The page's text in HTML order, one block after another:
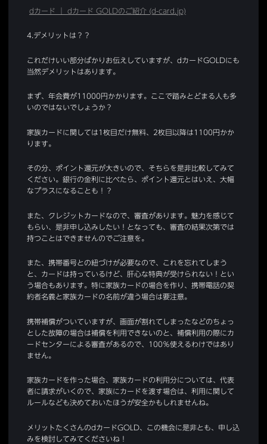
dカード ｜ dカード GOLDのご紹介 (d-card.jp)
4.デメリットは？？
これだけいい部分ばかりお伝えしていますが、dカードGOLDにも
当然デメリットはあります。
まず、年会費が11000円かかります。ここで踏みとどまる人も多
いのではないでしょうか？
家族カードに関しては1枚目だけ無料、2枚目以降は1100円かか
ります。
その分、ポイント還元が大きいので、そちらを是非比較してみて
ください。銀行の金利に比べたら、ポイント還元とはいえ、大幅
なプラスになることも！？
また、クレジットカードなので、審査があります。魅力を感じて
もらい、是非申し込みしたい！となっても、審査の結果次第では
持つことはできませんのでご注意を。
また、携帯番号との紐づけが必要なので、これを忘れてしまう
と、カードは持っているけど、肝心な特典が受けられない！とい
う場合もあります。特に家族カードの場合を作り、携帯電話の契
約者名義と家族カードの名前が違う場合は要注意。
携帯補償がついていますが、画面が割れてしまったなどのちょっ
とした故障の場合は補償を利用できないのと、補償利用の際にカ
ードセンターによる審査があるので、100％使えるわけではあり
ません。
家族カードを作った場合、家族カードの利用分については、代表
者に請求がいくので、家族にカードを渡す場合は、利用に関して
ルールなども決めておいたほうが安全かもしれませんね。
メリットたくさんのdカードGOLD、この機会に是非とも、申し込
みを検討してみてくださいね！